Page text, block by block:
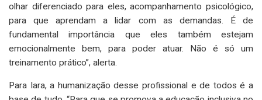
olhar diferenciado para eles, acompanhamento psicológico,
para que aprendam a lidar com as demandas. É de
fundamental importância que eles também estejam
emocionalmente bem, para poder atuar. Não é só um
treinamento prático”, alerta.
Para Iara, a humanização desse profissional e de todos é a